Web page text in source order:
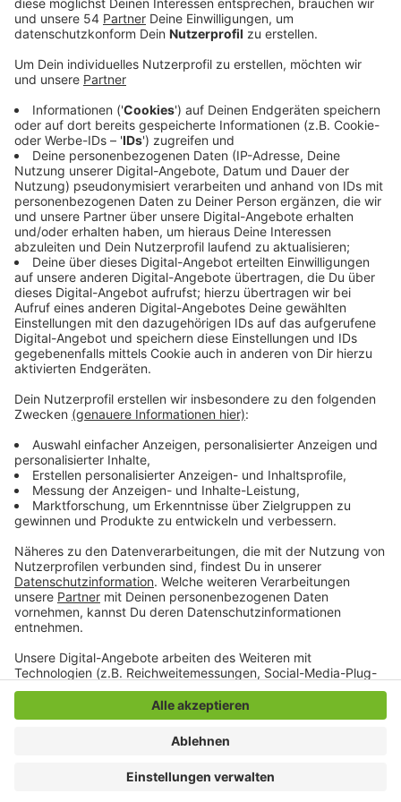
Nachdem ein See mit darunterliegenden Parkhaus als
zu teuer verworfen wurde, will die Stadt eine andere
Variante prüfen. Dabei soll ein Parkdeck teilweise in
den Boden eingelassen werden. Das Dach darüber soll
dann als öffentlicher Platz genutzt werden. Die FDP
hält von diesen Plänen wenig: Sie unterstütze den
ursprünglichen Masterplan für Mönchengladbach - und
der sieht eine deutliche Vergrößerung des
Geroweihers vor, etwa durch einen neuen See. Geht es
nach den Liberalen, soll die städtische
Entwicklungsgesellschaft nun nach einem anderen
Grundstück in der Nähe suchen, wo ein Parkhaus als
Ersatz für die wegfallenden Parkplätze gebaut
werden könnte. Dann könnten die Pläne mit einem
größeren Geroweiher weiterhin umgesetzt werden. Die
geäußert. Auch sie fordert weiterhin einen neuen See
müssten auf andere Weise berücksichtigt werden, so
die SPD.
Anzeige